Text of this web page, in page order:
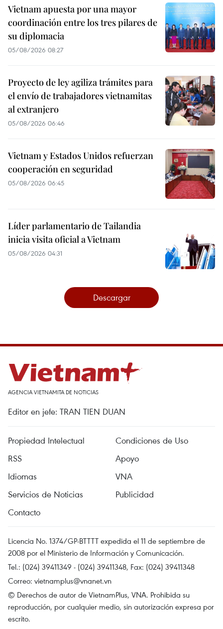
Vietnam apuesta por una mayor
coordinación entre los tres pilares de
su diplomacia
05/08/2026 08:27
Proyecto de ley agiliza trámites para
el envío de trabajadores vietnamitas
al extranjero
05/08/2026 06:46
Vietnam y Estados Unidos refuerzan
cooperación en seguridad
05/08/2026 06:45
Líder parlamentario de Tailandia
inicia visita oficial a Vietnam
05/08/2026 04:31
Descargar
AGENCIA VIETNAMITA DE NOTICIAS
Editor en jefe: TRAN TIEN DUAN
Propiedad Intelectual
Condiciones de Uso
RSS
Apoyo
Idiomas
VNA
Servicios de Noticias
Publicidad
Contacto
Licencia No. 1374/GP-BTTTT expedida el 11 de septiembre de
2008 por el Ministerio de Información y Comunicación.
Tel.: (024) 39411349 - (024) 39411348, Fax: (024) 39411348
Correo: vietnamplus@vnanet.vn
© Derechos de autor de VietnamPlus, VNA. Prohibida su
reproducción, por cualquier medio, sin autorización expresa por
escrito.